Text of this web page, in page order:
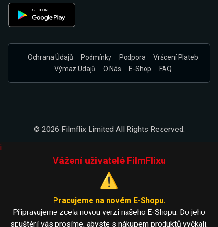
Ochrana Údajů Podmínky Podpora
Vrácení Plateb
Výmaz Údajů
O Nás E-Shop FAQ
© 2026 Filmflix Limited All Rights Reserved.
i
Vážení uživatelé FilmFlixu
⚠️
Pracujeme na novém E-Shopu.
Připravujeme zcela novou verzi našeho E-Shopu. Do jeho
spuštění vás prosíme, abyste s nákupem produktů vyčkali.